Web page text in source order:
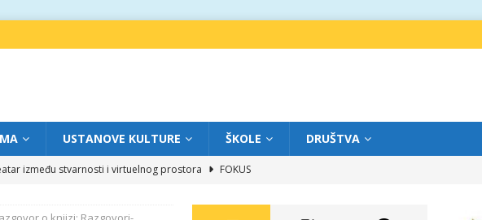
USTANOVE KULTURE ŠKOLE DRUŠTVA
između stvarnosti i virtuelnog prostora
FOKUS